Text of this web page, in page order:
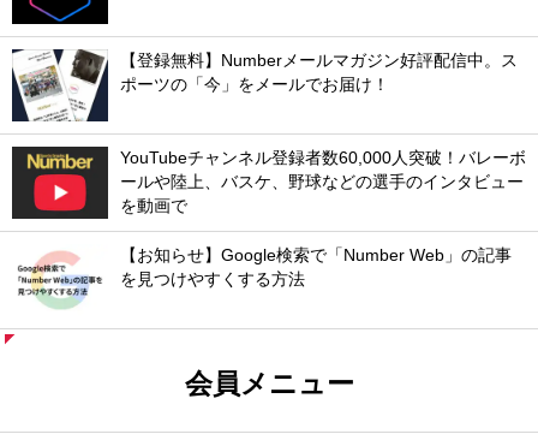
【登録無料】Numberメールマガジン好評配信中。ス
ポーツの「今」をメールでお届け！
YouTubeチャンネル登録者数60,000人突破！バレーボ
ールや陸上、バスケ、野球などの選手のインタビュー
を動画で
【お知らせ】Google検索で「Number Web」の記事
を見つけやすくする方法
会員メニュー